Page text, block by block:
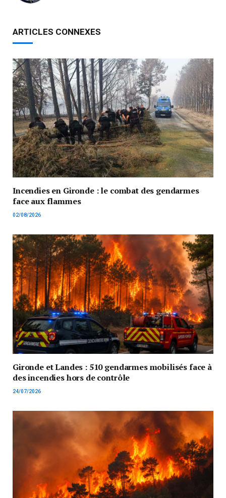
ARTICLES CONNEXES
Incendies en Gironde : le combat des gendarmes
face aux flammes
02/08/2026
Gironde et Landes : 510 gendarmes mobilisés face à
des incendies hors de contrôle
24/07/2026